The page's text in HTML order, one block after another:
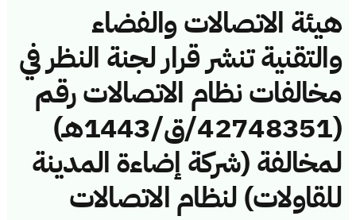
هيئة الاتصالات والفضاء
والتقنية تنشر قرار لجنة النظر في
مخالفات نظام الاتصالات رقم
(42748351/ق/1443هـ)
لمخالفة (شركة إضاءة المدينة
للقاولات) لنظام الاتصالات